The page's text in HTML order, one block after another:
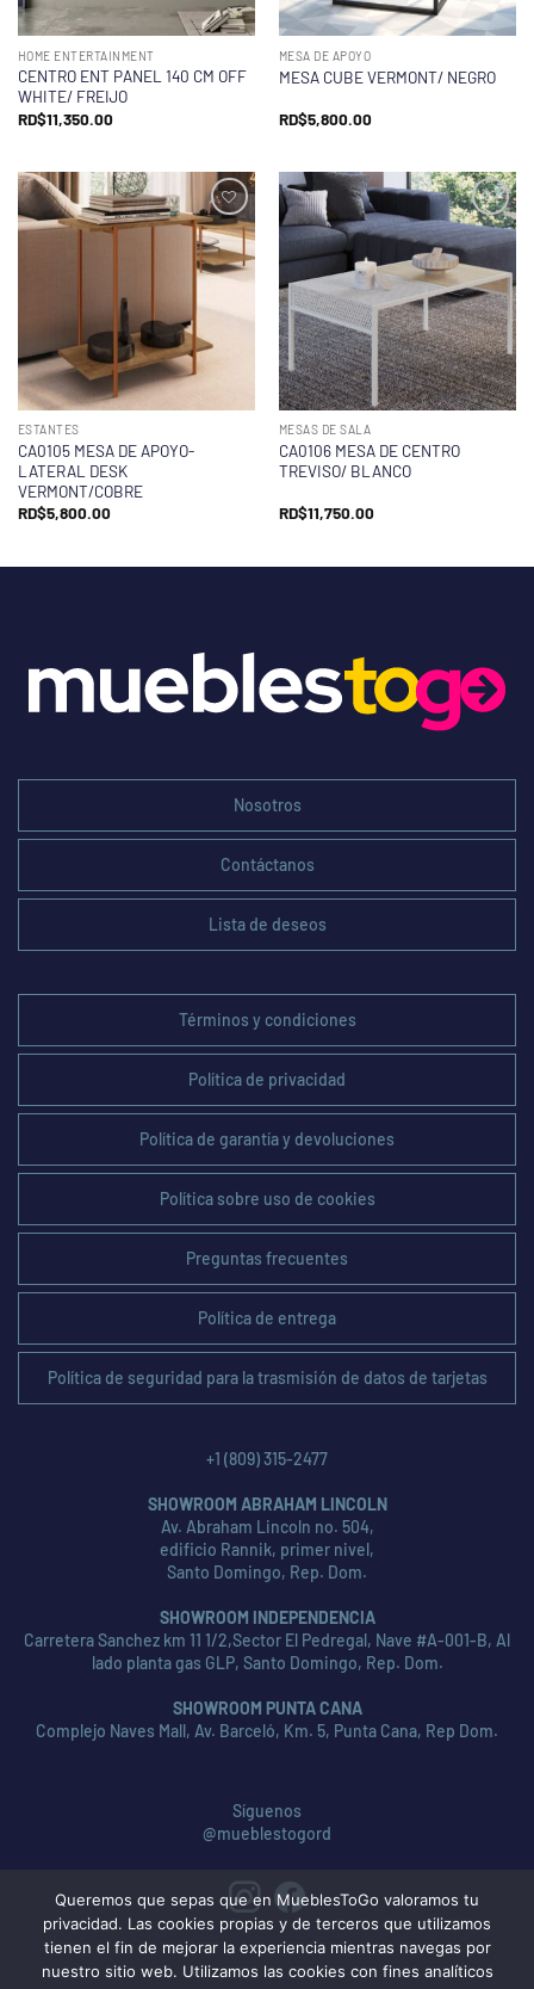
HOME ENTERTAINMENT
CENTRO ENT PANEL 140 CM OFF
WHITE/ FREIJO
RD$11,350.00
MESA DE APOYO
MESA CUBE VERMONT/ NEGRO
RD$5,800.00
ESTANTES
CA0105 MESA DE APOYO-
LATERAL DESK
VERMONT/COBRE
RD$5,800.00
MESAS DE SALA
CA0106 MESA DE CENTRO
TREVISO/ BLANCO
RD$11,750.00
Nosotros
Contáctanos
Lista de deseos
Términos y condiciones
Política de privacidad
Política de garantía y devoluciones
Política sobre uso de cookies
Preguntas frecuentes
Política de entrega
Política de seguridad para la trasmisión de datos de tarjetas
+1 (809) 315-2477
SHOWROOM ABRAHAM LINCOLN
Av. Abraham Lincoln no. 504,
edificio Rannik, primer nivel,
Santo Domingo, Rep. Dom.
SHOWROOM INDEPENDENCIA
Carretera Sanchez km 11 1/2,Sector El Pedregal, Nave #A-001-B, Al
lado planta gas GLP, Santo Domingo, Rep. Dom.
SHOWROOM PUNTA CANA
Complejo Naves Mall, Av. Barceló, Km. 5, Punta Cana, Rep Dom.
Síguenos
@mueblestogord
Queremos que sepas que en MueblesToGo valoramos tu
privacidad. Las cookies propias y de terceros que utilizamos
tienen el fin de mejorar la experiencia mientras navegas por
nuestro sitio web. Utilizamos las cookies con fines analíticos